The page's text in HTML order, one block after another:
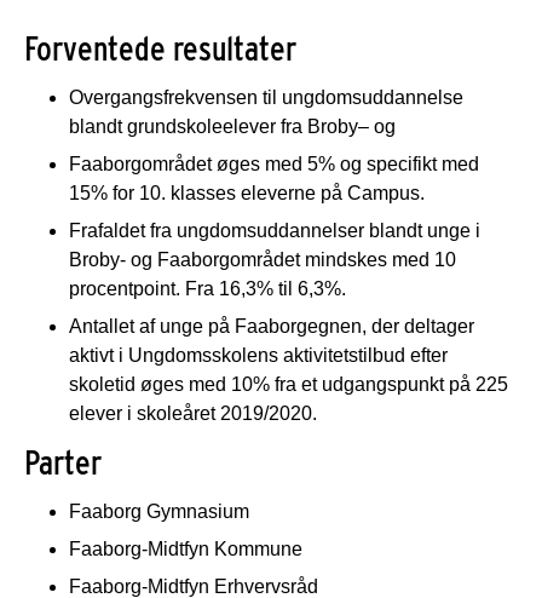
Forventede resultater
Overgangsfrekvensen til ungdomsuddannelse
blandt grundskoleelever fra Broby– og
Faaborgområdet øges med 5% og specifikt med
15% for 10. klasses eleverne på Campus.
Frafaldet fra ungdomsuddannelser blandt unge i
Broby- og Faaborgområdet mindskes med 10
procentpoint. Fra 16,3% til 6,3%.
Antallet af unge på Faaborgegnen, der deltager
aktivt i Ungdomsskolens aktivitetstilbud efter
skoletid øges med 10% fra et udgangspunkt på 225
elever i skoleåret 2019/2020.
Parter
Faaborg Gymnasium
Faaborg-Midtfyn Kommune
Faaborg-Midtfyn Erhvervsråd